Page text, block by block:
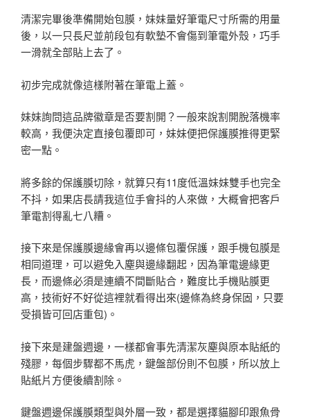
清潔完畢後準備開始包膜，妹妹量好筆電尺寸所需的用量
後，以一只長尺並前段包有軟墊不會傷到筆電外殼，巧手
一滑就全部貼上去了。
初步完成就像這樣附著在筆電上蓋。
妹妹詢問這品牌徽章是否要割開？一般來說割開脫落機率
較高，我便決定直接包覆即可，妹妹便把保護膜推得更緊
密一點。
將多餘的保護膜切除，就算只有11度低溫妹妹雙手也完全
不抖，如果店長請我這位手會抖的人來做，大概會把客戶
筆電割得亂七八糟。
接下來是保護膜邊緣會再以邊條包覆保護，跟手機包膜是
相同道理，可以避免入塵與邊緣翻起，因為筆電邊緣更
長，而邊條必須是連續不間斷貼合，難度比手機貼膜更
高，技術好不好從這裡就看得出來(邊條為終身保固，只要
受損皆可回店重包)。
接下來是建盤週邊，一樣都會事先清潔灰塵與原本貼紙的
殘膠，每個步驟都不馬虎，鍵盤部份則不包膜，所以放上
貼紙片方便後續割除。
鍵盤週邊保護膜類型與外層一致，都是選擇貓腳印跟魚骨